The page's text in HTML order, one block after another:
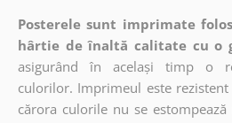
Posterele sunt imprimate
hârtie de înaltă calitate cu o
asigurând în același timp o
culorilor. Imprimeul este
cărora culorile nu se